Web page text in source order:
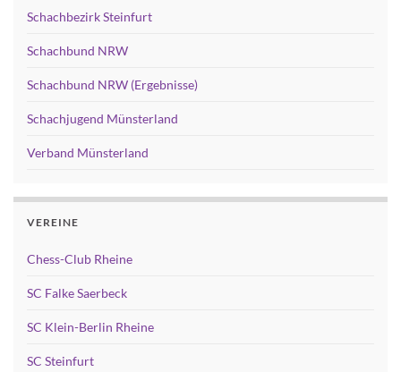
Schachbezirk Steinfurt
Schachbund NRW
Schachbund NRW (Ergebnisse)
Schachjugend Münsterland
Verband Münsterland
VEREINE
Chess-Club Rheine
SC Falke Saerbeck
SC Klein-Berlin Rheine
SC Steinfurt